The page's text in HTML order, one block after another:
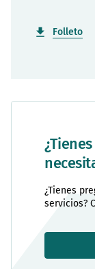
¿Tienes
servicios?
Folleto